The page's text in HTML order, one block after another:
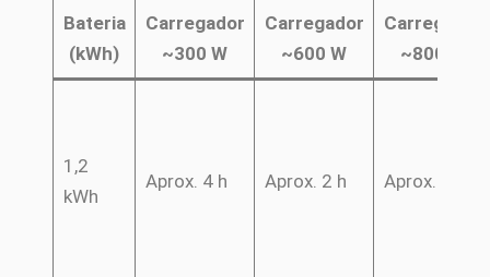
Bateria
(kWh)
Carregador
~300 W
Carregador
~600 W
Carregador
~800 W
1,2
kWh
Aprox. 4 h Aprox. 2 h Aprox. 1,5 h